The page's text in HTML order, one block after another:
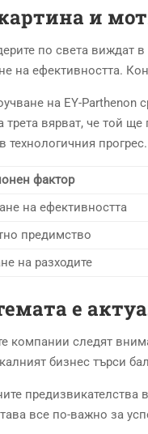
и
по света виждат
на ефективността.
на EY-Parthenon
трета вярват, че той
технологичния прогрес.
фактор
на ефективността
предимство
на разходите
е
компании следят
бизнес търси
предизвикателства
все по-важно за